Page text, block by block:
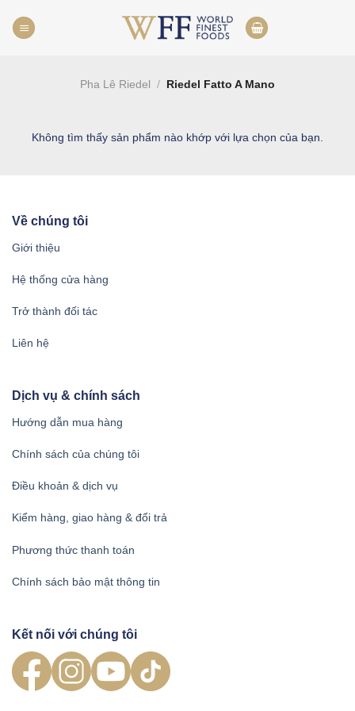
content
Pha Lê Riedel / Riedel Fatto A Mano
Không tìm thấy sản phẩm nào khớp với lựa chọn của bạn.
Về chúng tôi
Giới thiệu
Hệ thống cửa hàng
Trở thành đối tác
Liên hệ
Dịch vụ & chính sách
Hướng dẫn mua hàng
Chính sách của chúng tôi
Điều khoản & dịch vụ
Kiểm hàng, giao hàng & đổi trả
Phương thức thanh toán
Chính sách bảo mật thông tin
Kết nối với chúng tôi